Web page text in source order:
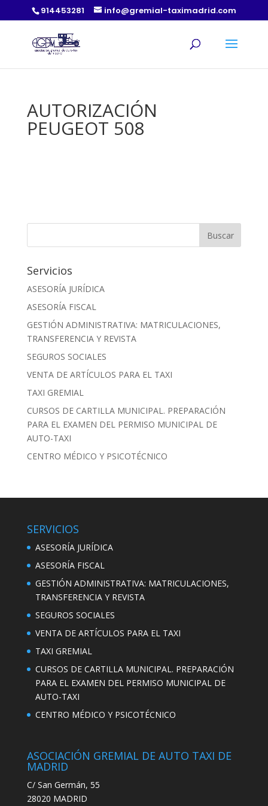
914453281 info@gremial-taximadrid.com
AUTORIZACIÓN
PEUGEOT 508
Servicios
ASESORÍA JURÍDICA
ASESORÍA FISCAL
GESTIÓN ADMINISTRATIVA: MATRICULACIONES,
TRANSFERENCIA Y REVISTA
SEGUROS SOCIALES
VENTA DE ARTÍCULOS PARA EL TAXI
TAXI GREMIAL
CURSOS DE CARTILLA MUNICIPAL. PREPARACIÓN
PARA EL EXAMEN DEL PERMISO MUNICIPAL DE
AUTO-TAXI
CENTRO MÉDICO Y PSICOTÉCNICO
SERVICIOS
ASESORÍA JURÍDICA
ASESORÍA FISCAL
GESTIÓN ADMINISTRATIVA: MATRICULACIONES,
TRANSFERENCIA Y REVISTA
SEGUROS SOCIALES
VENTA DE ARTÍCULOS PARA EL TAXI
TAXI GREMIAL
CURSOS DE CARTILLA MUNICIPAL. PREPARACIÓN
PARA EL EXAMEN DEL PERMISO MUNICIPAL DE
AUTO-TAXI
CENTRO MÉDICO Y PSICOTÉCNICO
ASOCIACIÓN GREMIAL DE AUTO TAXI DE
MADRID
C/ San Germán, 55
28020 MADRID